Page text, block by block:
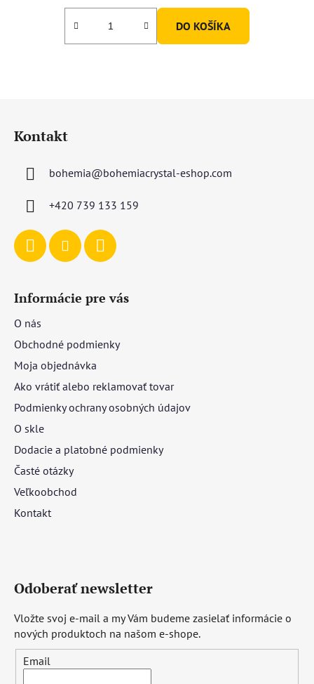
DO KOŠÍKA
Kontakt
bohemia@bohemiacrystal-eshop.com
+420 739 133 159
Informácie pre vás
O nás
Obchodné podmienky
Moja objednávka
Ako vrátiť alebo reklamovať tovar
Podmienky ochrany osobných údajov
O skle
Dodacie a platobné podmienky
Časté otázky
Veľkoobchod
Kontakt
Odoberať newsletter
Vložte svoj e-mail a my Vám budeme zasielať informácie o
nových produktoch na našom e-shope.
Email